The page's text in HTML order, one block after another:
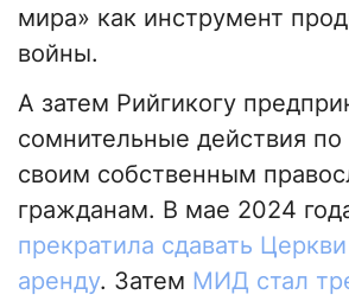
мира» как инструмент
войны.
А затем Рийгикогу
сомнительные действия
своим собственным
гражданам. В мае 2024
прекратила сдавать
аренду. Затем МИД стал